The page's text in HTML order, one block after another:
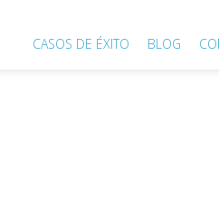
CASOS DE ÉXITO BLOG